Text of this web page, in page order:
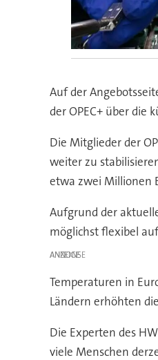
Auf der
der OPEC+ über die
Die Mitglieder der
weiter zu
etwa zwei Millionen
Aufgrund der
möglichst flexibel
ANZEIGE
Temperaturen in
Ländern erhöhten
Die Experten des
viele Menschen